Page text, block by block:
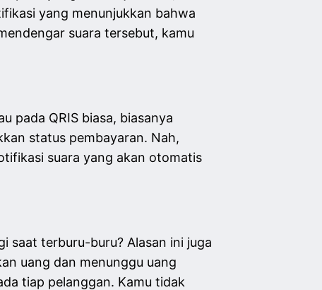
yang menunjukkan bahwa
suara tersebut, kamu
pada QRIS biasa, biasanya
status pembayaran. Nah,
suara yang akan otomatis
saat terburu-buru? Alasan ini juga
uang dan menunggu uang
tiap pelanggan. Kamu tidak